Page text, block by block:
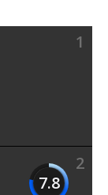
1
2
7.8